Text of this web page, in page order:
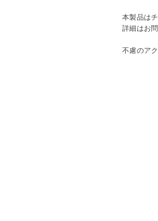
本製品は
詳細はお
不慮のア